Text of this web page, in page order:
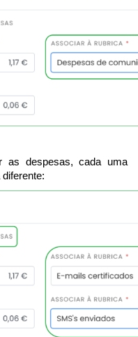
as despesas, cada uma